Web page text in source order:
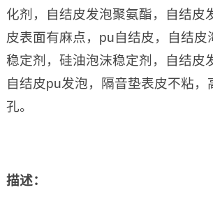
化剂，自结皮发泡聚氨酯，自结皮
皮表面有麻点，pu自结皮，自结皮
稳定剂，硅油泡沫稳定剂，自结皮
自结皮pu发泡，隔音垫表皮不粘，
孔。
描述：